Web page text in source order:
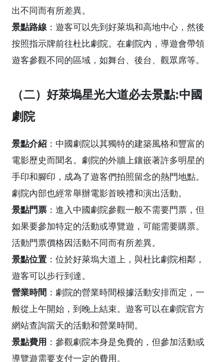
出不同而有所差異。
景點路線：遊客可以先到好萊塢和高地中心，然後
按照指示牌前往杜比劇院。在劇院內，導遊會帶領
遊客參觀不同的區域，如舞台、後台、觀眾席等。
（二）好萊塢星光大道必去景點:中國
劇院
景點介紹 ：中國劇院以其獨特的建築風格和豐富的
電影歷史而聞名。劇院的外牆上鑲嵌著許多明星的
手印和腳印，成為了遊客們拍照留念的熱門地點。
劇院內部也經常舉辦電影首映禮和演出活動。
景點門票 ：進入中國劇院參觀一般不需要門票，但
如果要參加特定的活動或導覽遊，可能需要購票。
活動門票價格因活動不同而有所差異。
景點位置 ：位於好萊塢大道上，與杜比劇院相鄰，
遊客可以步行到達。
營業時間 ：劇院的營業時間根據活動安排而定，一
般從上午開始，到晚上結束。遊客可以在劇院官方
網站查詢當天的活動和營業時間。
景點費用 ：參觀劇院本身是免費的，但參加活動或
導覽遊需要支付一定的費用。